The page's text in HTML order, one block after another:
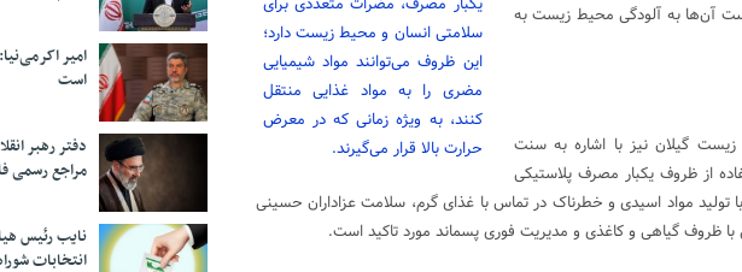
سلامتی انسان و محیط زیست دارد؛
این ظروف می‌توانند مواد شیمیایی
مضری را به مواد غذایی منتقل
کنند، به ویژه زمانی که در معرض
حرارت بالا قرار می‌گیرند.
آن‌ها به آلودگی محیط زیست به
گیلان نیز با اشاره به سنت
از ظروف یکبار مصرف پلاستیکی
مواد اسیدی و خطرناک در تماس با غذای گرم، سلامت عزاداران حسینی
با ظروف گیاهی و کاغذی و مدیریت فوری پسماند مورد تاکید است.
امیر
است
دفتر رهبر
مراجع رسمی
نایب رئیس
انتخابات